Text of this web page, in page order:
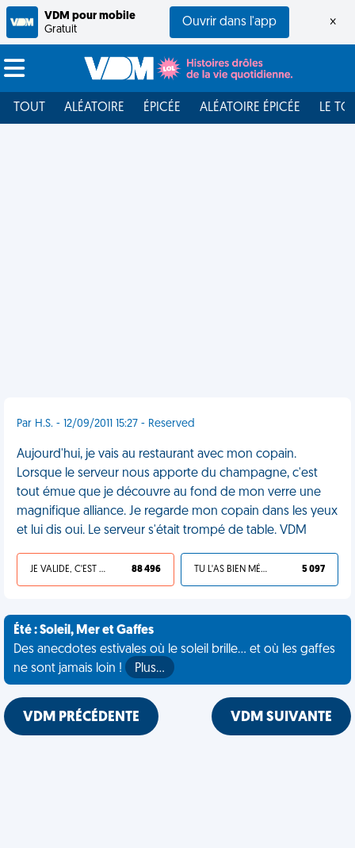
VDM pour mobile
Gratuit
Ouvrir dans l'app ×
TOUT ALÉATOIRE ÉPICÉE ALÉATOIRE ÉPICÉE LE
Par H.S. - 12/09/2011 15:27 - Reserved
Aujourd'hui, je vais au restaurant avec mon copain.
Lorsque le serveur nous apporte du champagne, c'est
tout émue que je découvre au fond de mon verre une
magnifique alliance. Je regarde mon copain dans les yeux
et lui dis oui. Le serveur s'était trompé de table. VDM
JE VALIDE, C'EST UNE VDM 88 496 TU L'AS BIEN MÉRITÉ 5 097
Été : Soleil, Mer et Gaffes
Des anecdotes estivales où le soleil brille... et où les gaffes
ne sont jamais loin !
Plus…
VDM PRÉCÉDENTE VDM SUIVANTE